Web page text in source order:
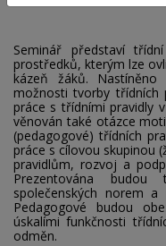
Seminář představí
prostředků, kterým lze
kázeň žáků. Nastíněno
možnosti tvorby třídních
práce s třídními pravidly
věnován také otázce
(pedagogové) třídních
práce s cílovou skupinou
pravidlům, rozvoj a
Prezentována
společenských norem
Pedagogové budou
úskalími funkčnosti
odměn.